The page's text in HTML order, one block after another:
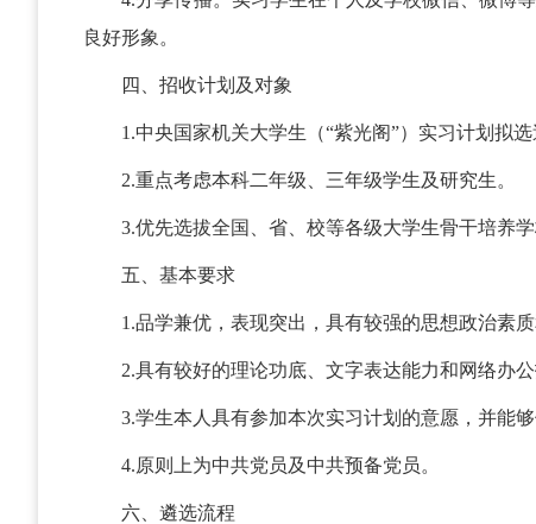
良好形象。
四、招收计划及对象
1.中央国家机关大学生（“紫光阁”）实习计划拟选
2.重点考虑本科二年级、三年级学生及研究生。
3.优先选拔全国、省、校等各级大学生骨干培养学
五、基本要求
1.品学兼优，表现突出，具有较强的思想政治素质
2.具有较好的理论功底、文字表达能力和网络办公
3.学生本人具有参加本次实习计划的意愿，并能
4.原则上为中共党员及中共预备党员。
六、遴选流程